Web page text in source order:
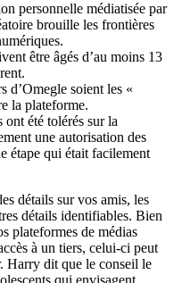
personnelle médiatisée par
brouille les frontières
être âgés d’au moins 13
d’Omegle soient les «
la plateforme.
ont été tolérés sur la
une autorisation des
étape qui était facilement
détails sur vos amis, les
détails identifiables. Bien
plateformes de médias
à un tiers, celui-ci peut
Harry dit que le conseil le